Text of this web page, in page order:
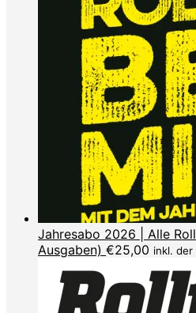
Jahresabo 2026 | Alle
Ausgaben) €25,00 inkl.